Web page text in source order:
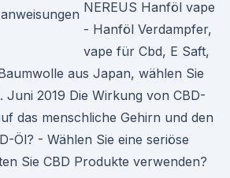
NEREUS Hanföl vape
- Hanföl Verdampfer,
vape für Cbd, E Saft,
aus Japan, wählen Sie
2019 Die Wirkung von CBD-
das menschliche Gehirn und den
Öl? - Wählen Sie eine seriöse
Sie CBD Produkte verwenden?